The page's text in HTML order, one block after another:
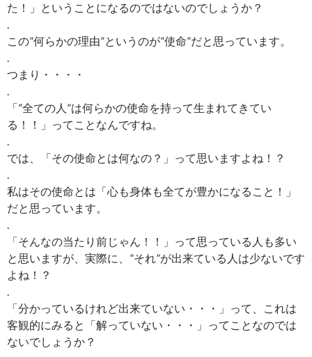
た！」ということになるのではないのでしょうか？
.
この”何らかの理由”というのが”使命”だと思っています。
.
つまり・・・・
.
「”全ての人”は何らかの使命を持って生まれてきてい
る！！」ってことなんですね。
.
では、「その使命とは何なの？」って思いますよね！？
.
私はその使命とは「心も身体も全てが豊かになること！」
だと思っています。
.
「そんなの当たり前じゃん！！」って思っている人も多い
と思いますが、実際に、”それ”が出来ている人は少ないです
よね！？
.
「分かっているけれど出来ていない・・・」って、これは
客観的にみると「解っていない・・・」ってことなのでは
ないでしょうか？